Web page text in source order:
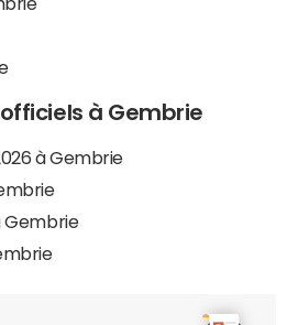
à Gembrie
à Gembrie
Gembrie